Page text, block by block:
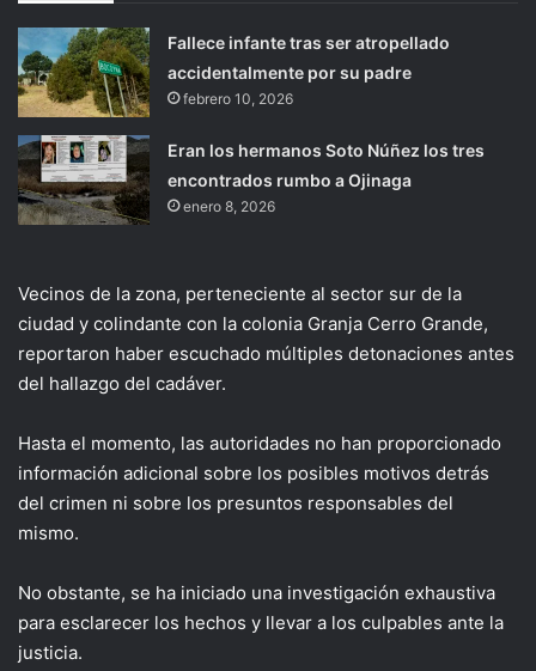
Fallece infante tras ser atropellado
accidentalmente por su padre
febrero 10, 2026
Eran los hermanos Soto Núñez los tres
encontrados rumbo a Ojinaga
enero 8, 2026
Vecinos de la zona, perteneciente al sector sur de la
ciudad y colindante con la colonia Granja Cerro Grande,
reportaron haber escuchado múltiples detonaciones antes
del hallazgo del cadáver.
Hasta el momento, las autoridades no han proporcionado
información adicional sobre los posibles motivos detrás
del crimen ni sobre los presuntos responsables del
mismo.
No obstante, se ha iniciado una investigación exhaustiva
para esclarecer los hechos y llevar a los culpables ante la
justicia.